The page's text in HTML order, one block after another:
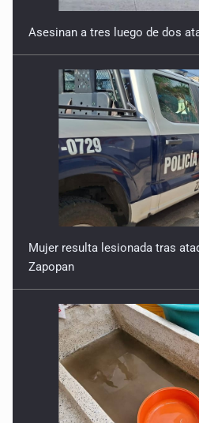
Asesinan a tres luego de dos
Mujer resulta lesionada tras
Zapopan